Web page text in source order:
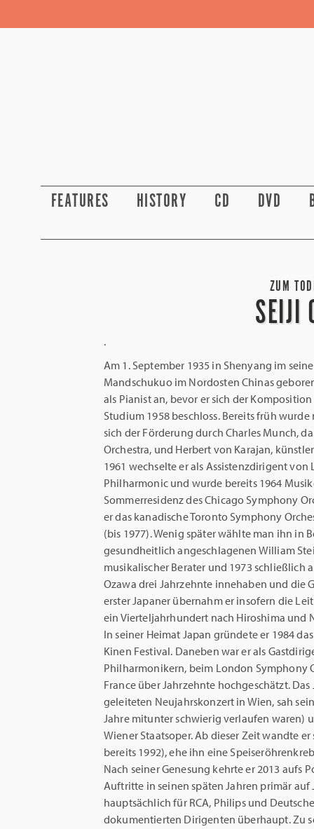
FEATURES HISTORY CD DVD
ZUM
SEIJI
.
Am 1. September 1935 in Shenyang im
Mandschukuo im Nordosten Chinas
als Pianist an, bevor er sich der
Studium 1958 beschloss. Bereits früh
sich der Förderung durch Charles Munch,
Orchestra, und Herbert von Karajan,
1961 wechselte er als Assistenzdirigent
Philharmonic und wurde bereits 1964
Sommerresidenz des Chicago Symphony
er das kanadische Toronto Symphony
(bis 1977). Wenig später wählte man ihn in
gesundheitlich angeschlagenen William
musikalischer Berater und 1973 schließlich
Ozawa drei Jahrzehnte innehaben und die
erster Japaner übernahm er insofern die
ein Vierteljahrhundert nach Hiroshima und
In seiner Heimat Japan gründete er 1984
Kinen Festival. Daneben war er als
Philharmonikern, beim London Symphony
France über Jahrzehnte hochgeschätzt.
geleiteten Neujahrskonzert in Wien, sah
Jahre mitunter schwierig verlaufen waren)
Wiener Staatsoper. Ab dieser Zeit wandte
bereits 1992), ehe ihn eine
Nach seiner Genesung kehrte er 2013 aufs
Auftritte in seinen späten Jahren primär auf
hauptsächlich für RCA, Philips und
dokumentierten Dirigenten überhaupt. Zu